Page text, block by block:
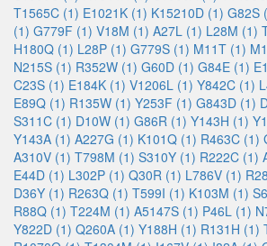
T1565C (1) E1021K (1) K15210D (1) G82S
(1) G779F (1) V18M (1) A27L (1) L28M (1)
H180Q (1) L28P (1) G779S (1) M11T (1)
N215S (1) R352W (1) G60D (1) G84E (1)
C23S (1) E184K (1) V1206L (1) Y842C (1)
E89Q (1) R135W (1) Y253F (1) G843D (1)
S311C (1) D10W (1) G86R (1) Y143H (1)
Y143A (1) A227G (1) K101Q (1) R463C (1)
A310V (1) T798M (1) S310Y (1) R222C (1)
E44D (1) L302P (1) Q30R (1) L786V (1)
D36Y (1) R263Q (1) T599I (1) K103M (1)
R88Q (1) T224M (1) A5147S (1) P46L (1)
Y822D (1) Q260A (1) Y188H (1) R131H (1)